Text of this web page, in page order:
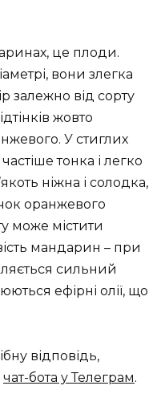
це плоди.
вони злегка
залежно від сорту
жовто
У стиглих
тонка і легко
ніжна і солодка,
оранжевого
може містити
мандарин – при
сильний
ефірні олії, що
відповідь,
чат-бота у Телеграм.